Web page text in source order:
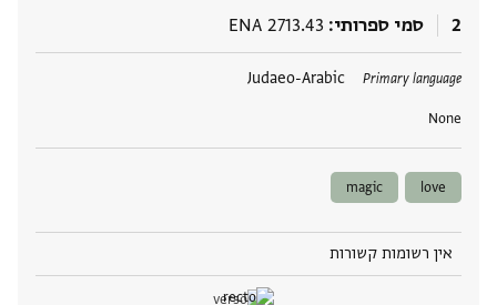
2 סמי ספרותי ENA 2713.43
Primary language
Judaeo-Arabic
None
תגים
love
magic
אין רשומות קשורות